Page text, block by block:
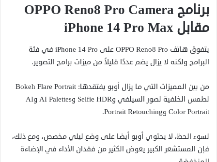
برنامج OPPO Reno8 Pro Camera
مقابل iPhone 14 Pro Max
يتفوق هاتف OPPO Reno8 Pro على iPhone 14 Pro في فئة
البرامج ولكنه لا يزال يضم عددًا قليلاً من ميزات برامج التصوير.
من بين المميزات التي ما يزال أوبو يفتقدها: Bokeh Flare Portrait
لطمس الخلفية لصور السيلفي وSelfie HDR وAI Palettes وAI
Color Portrait وPortrait Retouching.
لسوء الحظ، لا يحتوي أوبو أيضا على وضع ليلي مخصص، ومع ذلك،
فإن المستشعر الكبير يعوض الكثير من فقدان الأداء في الإضاءة